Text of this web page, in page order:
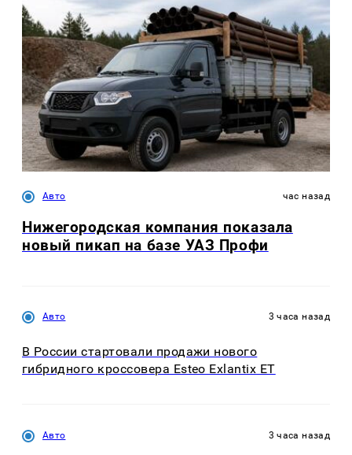
Авто час назад
Нижегородская компания показала
новый пикап на базе УАЗ Профи
Авто 3 часа назад
В России стартовали продажи нового
гибридного кроссовера Esteo Exlantix ET
Авто 3 часа назад